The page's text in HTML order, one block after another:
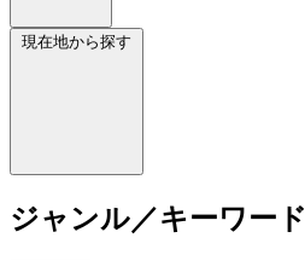
現在地から探す
ジャンル／キーワード